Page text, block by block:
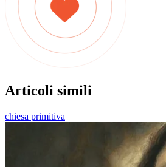
Articoli simili
chiesa primitiva